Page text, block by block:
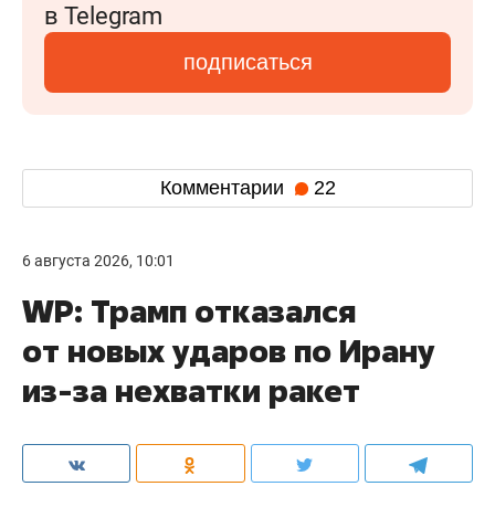
в Telegram
подписаться
Комментарии 22
6 августа 2026, 10:01
WP: Трамп отказался
от новых ударов по Ирану
из-за нехватки ракет